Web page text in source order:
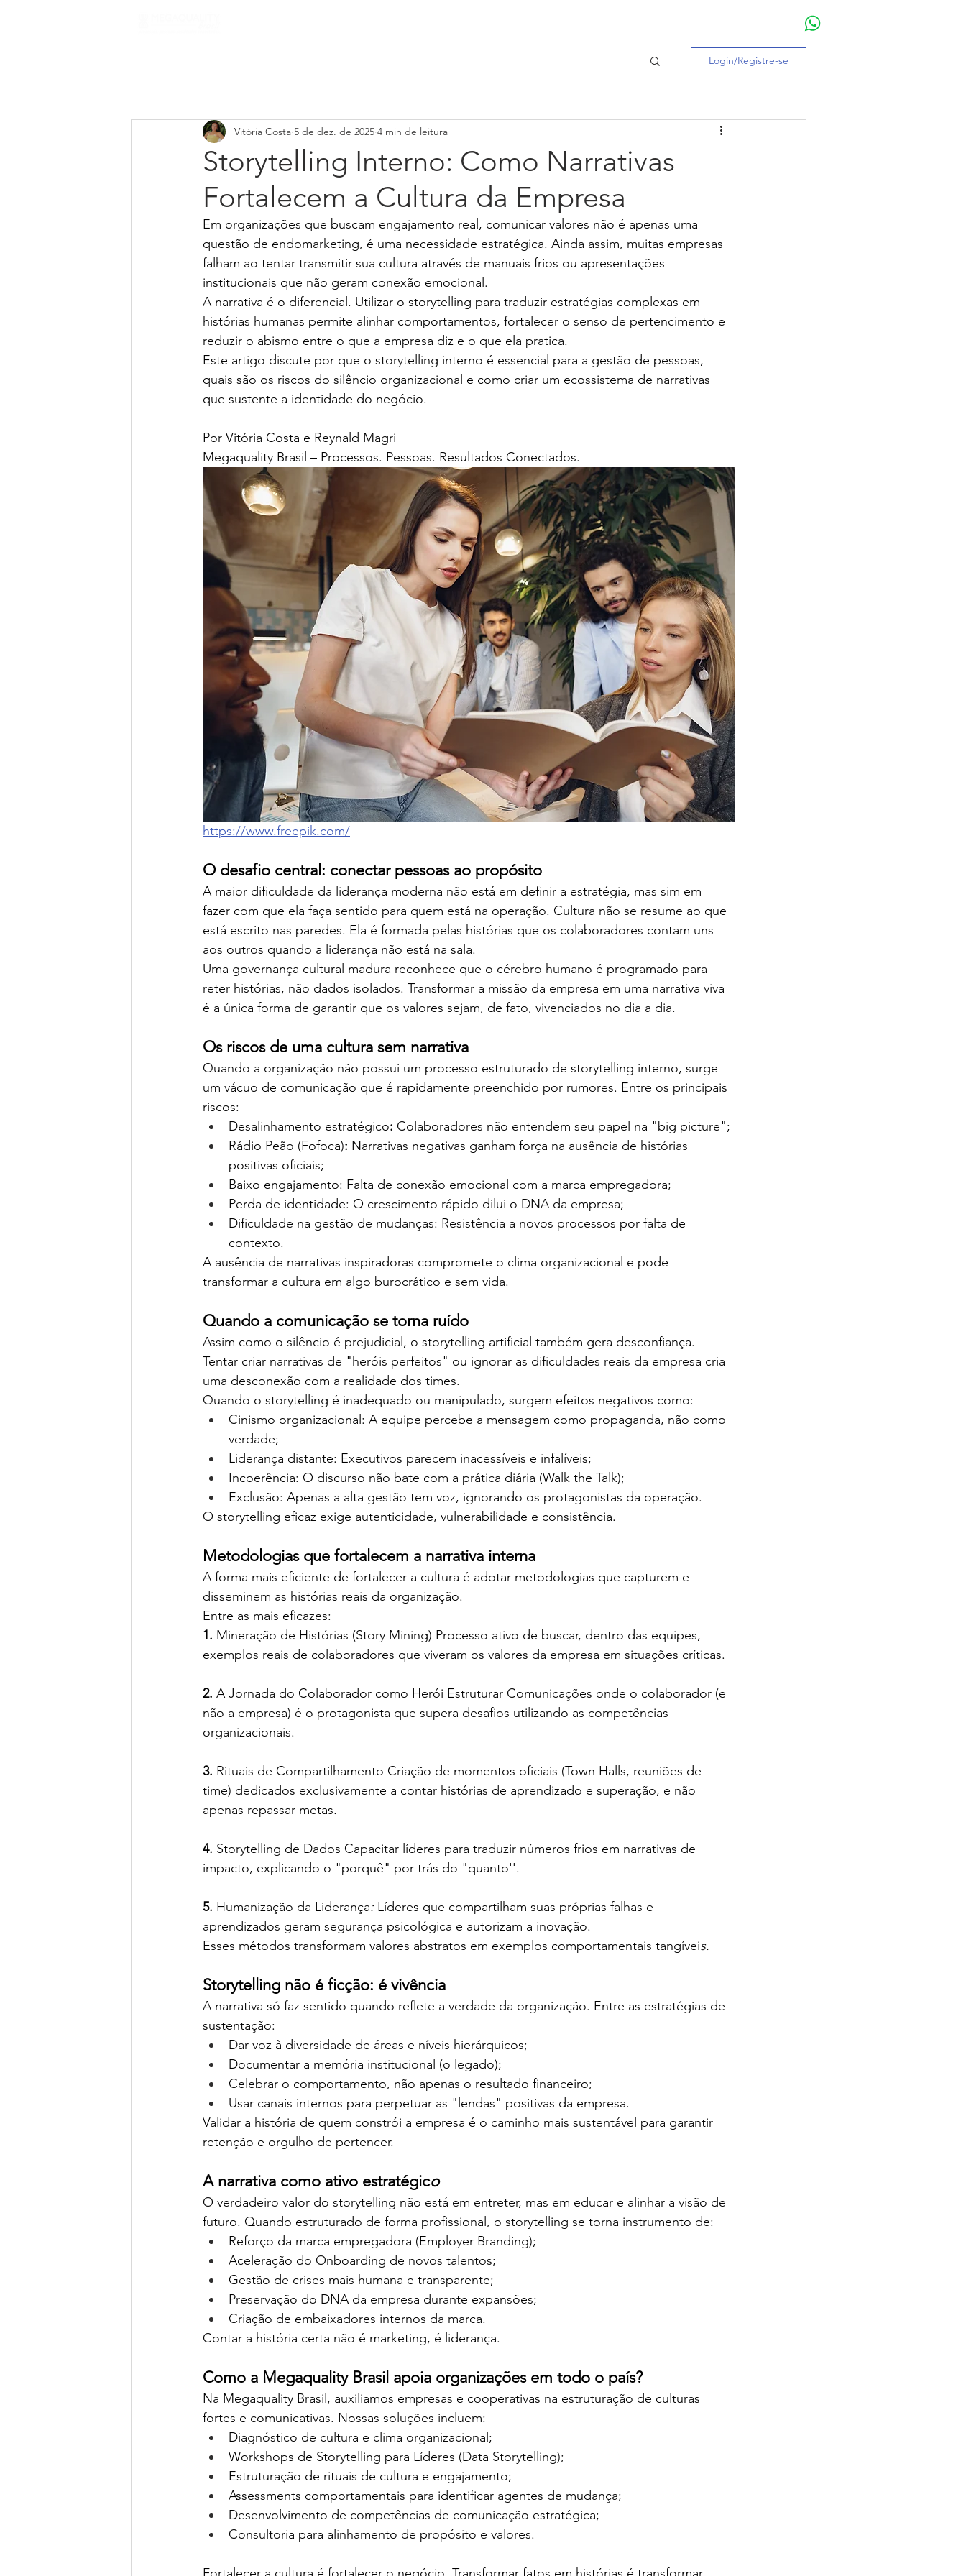
Login/Registre-se
Storytelling Interno: Como Narrativas
Fortalecem a Cultura da Empresa
Vitória Costa 5 de dez. de 2025 4 min de leitura
Em organizações que buscam engajamento real, comunicar valores não é apenas uma
questão de endomarketing, é uma necessidade estratégica. Ainda assim, muitas empresas
falham ao tentar transmitir sua cultura através de manuais frios ou apresentações
institucionais que não geram conexão emocional.
A narrativa é o diferencial. Utilizar o storytelling para traduzir estratégias complexas em
histórias humanas permite alinhar comportamentos, fortalecer o senso de pertencimento e
reduzir o abismo entre o que a empresa diz e o que ela pratica.
Este artigo discute por que o storytelling interno é essencial para a gestão de pessoas,
quais são os riscos do silêncio organizacional e como criar um ecossistema de narrativas
que sustente a identidade do negócio.
Por Vitória Costa e Reynald Magri
Megaquality Brasil – Processos. Pessoas. Resultados Conectados.
https://www.freepik.com/
O desafio central: conectar pessoas ao propósito
A maior dificuldade da liderança moderna não está em definir a estratégia, mas sim em
fazer com que ela faça sentido para quem está na operação. Cultura não se resume ao que
está escrito nas paredes. Ela é formada pelas histórias que os colaboradores contam uns
aos outros quando a liderança não está na sala.
Uma governança cultural madura reconhece que o cérebro humano é programado para
reter histórias, não dados isolados. Transformar a missão da empresa em uma narrativa viva
é a única forma de garantir que os valores sejam, de fato, vivenciados no dia a dia.
Os riscos de uma cultura sem narrativa
Quando a organização não possui um processo estruturado de storytelling interno, surge
um vácuo de comunicação que é rapidamente preenchido por rumores. Entre os principais
riscos:
Desalinhamento estratégico: Colaboradores não entendem seu papel na "big picture";
Rádio Peão (Fofoca): Narrativas negativas ganham força na ausência de histórias
positivas oficiais;
Baixo engajamento: Falta de conexão emocional com a marca empregadora;
Perda de identidade: O crescimento rápido dilui o DNA da empresa;
Dificuldade na gestão de mudanças: Resistência a novos processos por falta de
contexto.
A ausência de narrativas inspiradoras compromete o clima organizacional e pode
transformar a cultura em algo burocrático e sem vida.
Quando a comunicação se torna ruído
Assim como o silêncio é prejudicial, o storytelling artificial também gera desconfiança.
Tentar criar narrativas de "heróis perfeitos" ou ignorar as dificuldades reais da empresa cria
uma desconexão com a realidade dos times.
Quando o storytelling é inadequado ou manipulado, surgem efeitos negativos como:
Cinismo organizacional: A equipe percebe a mensagem como propaganda, não como
verdade;
Liderança distante: Executivos parecem inacessíveis e infalíveis;
Incoerência: O discurso não bate com a prática diária (Walk the Talk);
Exclusão: Apenas a alta gestão tem voz, ignorando os protagonistas da operação.
O storytelling eficaz exige autenticidade, vulnerabilidade e consistência.
Metodologias que fortalecem a narrativa interna
A forma mais eficiente de fortalecer a cultura é adotar metodologias que capturem e
disseminem as histórias reais da organização.
Entre as mais eficazes:
1. Mineração de Histórias (Story Mining) Processo ativo de buscar, dentro das equipes,
exemplos reais de colaboradores que viveram os valores da empresa em situações críticas.
2. A Jornada do Colaborador como Herói Estruturar Comunicações onde o colaborador (e
não a empresa) é o protagonista que supera desafios utilizando as competências
organizacionais.
3. Rituais de Compartilhamento Criação de momentos oficiais (Town Halls, reuniões de
time) dedicados exclusivamente a contar histórias de aprendizado e superação, e não
apenas repassar metas.
4. Storytelling de Dados Capacitar líderes para traduzir números frios em narrativas de
impacto, explicando o "porquê" por trás do "quanto''.
5. Humanização da Liderança: Líderes que compartilham suas próprias falhas e
aprendizados geram segurança psicológica e autorizam a inovação.
Esses métodos transformam valores abstratos em exemplos comportamentais tangíveis.
Storytelling não é ficção: é vivência
A narrativa só faz sentido quando reflete a verdade da organização. Entre as estratégias de
sustentação:
Dar voz à diversidade de áreas e níveis hierárquicos;
Documentar a memória institucional (o legado);
Celebrar o comportamento, não apenas o resultado financeiro;
Usar canais internos para perpetuar as "lendas" positivas da empresa.
Validar a história de quem constrói a empresa é o caminho mais sustentável para garantir
retenção e orgulho de pertencer.
A narrativa como ativo estratégico
O verdadeiro valor do storytelling não está em entreter, mas em educar e alinhar a visão de
futuro. Quando estruturado de forma profissional, o storytelling se torna instrumento de:
Reforço da marca empregadora (Employer Branding);
Aceleração do Onboarding de novos talentos;
Gestão de crises mais humana e transparente;
Preservação do DNA da empresa durante expansões;
Criação de embaixadores internos da marca.
Contar a história certa não é marketing, é liderança.
Como a Megaquality Brasil apoia organizações em todo o país?
Na Megaquality Brasil, auxiliamos empresas e cooperativas na estruturação de culturas
fortes e comunicativas. Nossas soluções incluem:
Diagnóstico de cultura e clima organizacional;
Workshops de Storytelling para Líderes (Data Storytelling);
Estruturação de rituais de cultura e engajamento;
Assessments comportamentais para identificar agentes de mudança;
Desenvolvimento de competências de comunicação estratégica;
Consultoria para alinhamento de propósito e valores.